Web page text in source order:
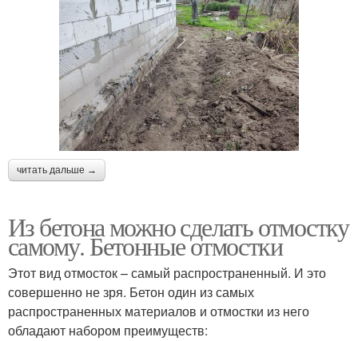
читать дальше →
Из бетона можно сделать отмостку
самому. Бетонные отмостки
Этот вид отмосток – самый распространенный. И это
совершенно не зря. Бетон один из самых
распространенных материалов и отмостки из него
обладают набором преимуществ: